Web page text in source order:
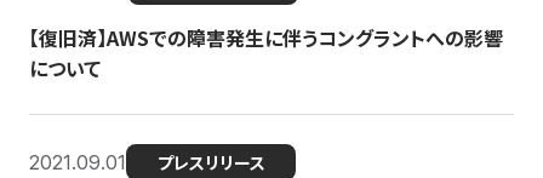
【復旧済】AWSでの障害発生に伴うコングラントへの影響
について
2021.09.01 プレスリリース